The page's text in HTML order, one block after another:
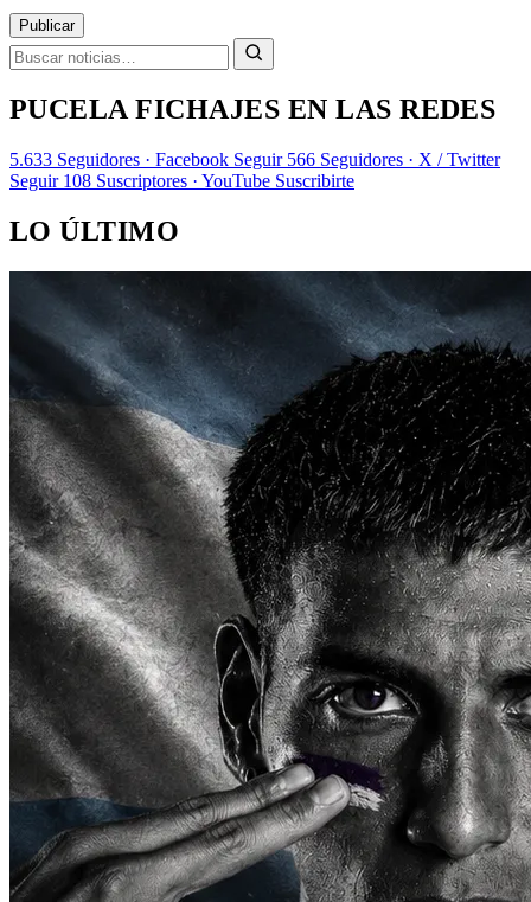
Publicar
PUCELA FICHAJES EN LAS REDES
5.633 Seguidores · Facebook Seguir 566 Seguidores · X / Twitter
Seguir 108 Suscriptores · YouTube Suscribirte
LO ÚLTIMO